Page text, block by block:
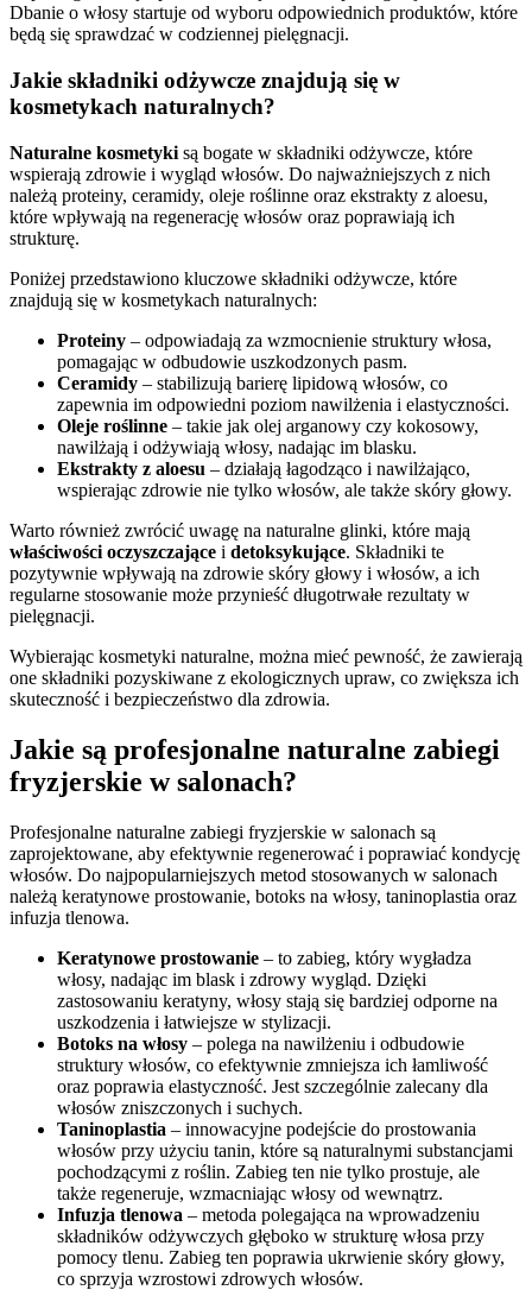
Dbanie o włosy startuje od wyboru odpowiednich produktów, które
będą się sprawdzać w codziennej pielęgnacji.
Jakie składniki odżywcze znajdują się w
kosmetykach naturalnych?
Naturalne kosmetyki są bogate w składniki odżywcze, które
wspierają zdrowie i wygląd włosów. Do najważniejszych z nich
należą proteiny, ceramidy, oleje roślinne oraz ekstrakty z aloesu,
które wpływają na regenerację włosów oraz poprawiają ich
strukturę.
Poniżej przedstawiono kluczowe składniki odżywcze, które
znajdują się w kosmetykach naturalnych:
Proteiny – odpowiadają za wzmocnienie struktury włosa,
pomagając w odbudowie uszkodzonych pasm.
Ceramidy – stabilizują barierę lipidową włosów, co
zapewnia im odpowiedni poziom nawilżenia i elastyczności.
Oleje roślinne – takie jak olej arganowy czy kokosowy,
nawilżają i odżywiają włosy, nadając im blasku.
Ekstrakty z aloesu – działają łagodząco i nawilżająco,
wspierając zdrowie nie tylko włosów, ale także skóry głowy.
Warto również zwrócić uwagę na naturalne glinki, które mają
właściwości oczyszczające i detoksykujące. Składniki te
pozytywnie wpływają na zdrowie skóry głowy i włosów, a ich
regularne stosowanie może przynieść długotrwałe rezultaty w
pielęgnacji.
Wybierając kosmetyki naturalne, można mieć pewność, że zawierają
one składniki pozyskiwane z ekologicznych upraw, co zwiększa ich
skuteczność i bezpieczeństwo dla zdrowia.
Jakie są profesjonalne naturalne zabiegi
fryzjerskie w salonach?
Profesjonalne naturalne zabiegi fryzjerskie w salonach są
zaprojektowane, aby efektywnie regenerować i poprawiać kondycję
włosów. Do najpopularniejszych metod stosowanych w salonach
należą keratynowe prostowanie, botoks na włosy, taninoplastia oraz
infuzja tlenowa.
Keratynowe prostowanie – to zabieg, który wygładza
włosy, nadając im blask i zdrowy wygląd. Dzięki
zastosowaniu keratyny, włosy stają się bardziej odporne na
uszkodzenia i łatwiejsze w stylizacji.
Botoks na włosy – polega na nawilżeniu i odbudowie
struktury włosów, co efektywnie zmniejsza ich łamliwość
oraz poprawia elastyczność. Jest szczególnie zalecany dla
włosów zniszczonych i suchych.
Taninoplastia – innowacyjne podejście do prostowania
włosów przy użyciu tanin, które są naturalnymi substancjami
pochodzącymi z roślin. Zabieg ten nie tylko prostuje, ale
także regeneruje, wzmacniając włosy od wewnątrz.
Infuzja tlenowa – metoda polegająca na wprowadzeniu
składników odżywczych głęboko w strukturę włosa przy
pomocy tlenu. Zabieg ten poprawia ukrwienie skóry głowy,
co sprzyja wzrostowi zdrowych włosów.